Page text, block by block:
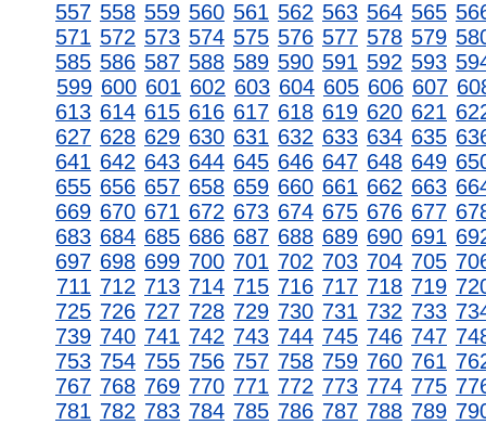
557 558 559 560 561 562 563 564 565
571 572 573 574 575 576 577 578 579
585 586 587 588 589 590 591 592 593
599 600 601 602 603 604 605 606 607
613 614 615 616 617 618 619 620 621
627 628 629 630 631 632 633 634 635
641 642 643 644 645 646 647 648 649
655 656 657 658 659 660 661 662 663
669 670 671 672 673 674 675 676 677
683 684 685 686 687 688 689 690 691
697 698 699 700 701 702 703 704 705
711 712 713 714 715 716 717 718 719
725 726 727 728 729 730 731 732 733
739 740 741 742 743 744 745 746 747
753 754 755 756 757 758 759 760 761
767 768 769 770 771 772 773 774 775
781 782 783 784 785 786 787 788 789